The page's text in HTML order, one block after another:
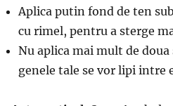
Aplica putin fond de ten
cu rimel, pentru a sterge
Nu aplica mai mult de
genele tale se vor lipi intre